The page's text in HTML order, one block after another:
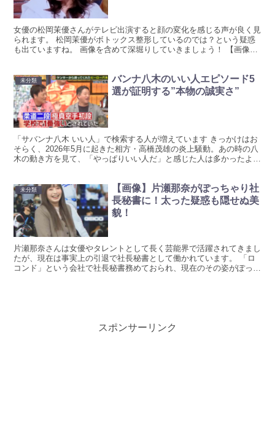
女優の松岡茉優さんがテレビ出演すると顔の変化を感じる声が良く見
られます。 松岡茉優がボトックス整形しているのでは？という疑惑
も出ていますね。 画像を含めて深堀りしていきましょう！ 【画像】
未分類
バンナ八木のいい人エピソード5
選が証明する”本物の誠実さ”
「サバンナ八木 いい人」で検索する人が増えています きっかけはお
そらく、2026年5月に起きた相方・高橋茂雄の炎上騒動。あの時の八
木の動き方を見て、「やっぱりいい人だ」と感じた人は多かったよう
未分類
【画像】片瀬那奈がぽっちゃり社
長秘書に！太った疑惑も隠せぬ美
貌！
片瀬那奈さんは女優やタレントとして長く芸能界で活躍されてきまし
たが、現在は事実上の引退で社長秘書として働かれています。 「ロ
コンド」という会社で社長秘書務めておられ、現在のその姿がぽっち
スポンサーリンク